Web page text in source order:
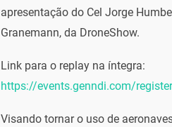
apresentação do Cel Jorge
Granemann, da DroneShow.
Link para o replay na íntegra:
https://events.genndi.com/
Visando tornar o uso de